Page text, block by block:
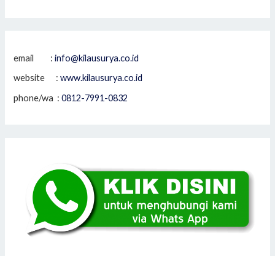
email :info@kilausurya.co.id
website :www.kilausurya.co.id
phone/wa :0812-7991-0832